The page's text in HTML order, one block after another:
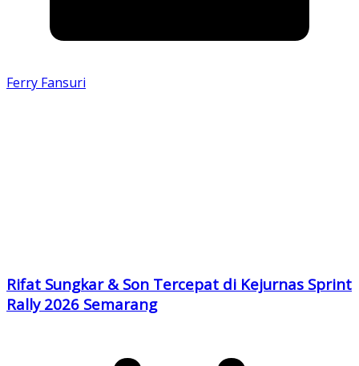
Ferry Fansuri
Rifat Sungkar & Son Tercepat di Kejurnas Sprint
Rally 2026 Semarang